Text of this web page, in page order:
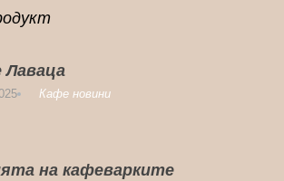
Лаваца
Кафе новини
на кафеварките